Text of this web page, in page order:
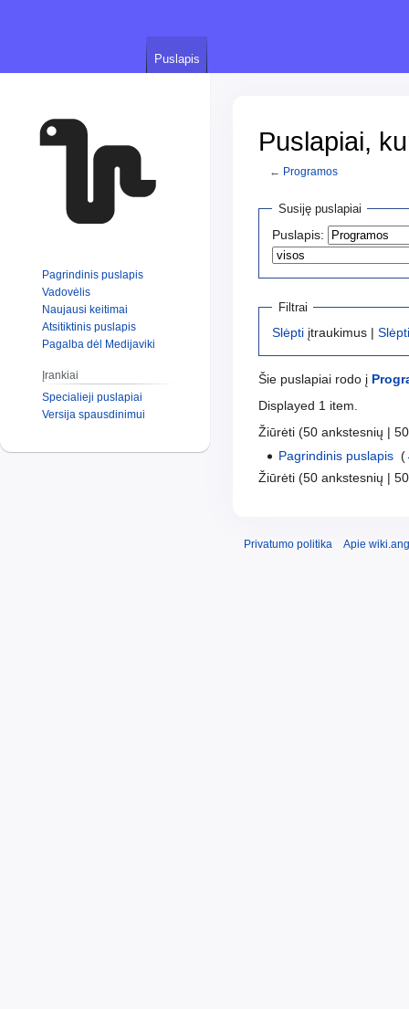
Puslapiai,
← Programos
Jump
navigation
Jump
search
Susiję puslapiai
Puslapis:
Filtrai
Slėpti įtraukimus | Slėpti
Šie puslapiai rodo į
Displayed 1 item.
Žiūrėti (50 ankstesnių |
Pagrindinis puslapis ‎(
Žiūrėti (50 ankstesnių |
Puslapis
Pagrindinis puslapis
Vadovėlis
Naujausi keitimai
Atsitiktinis puslapis
Pagalba dėl Medijaviki
Įrankiai
Specialieji puslapiai
Versija spausdinimui
Privatumo politika Apie